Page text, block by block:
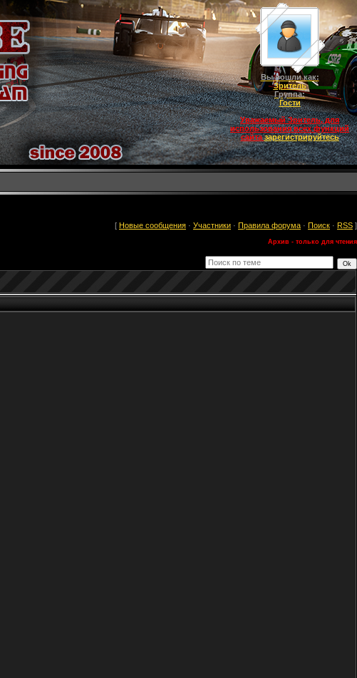
Вы вошли как:
Зритель
Группа:
Гости
Уважаемый Зритель, для
использования всех функций
сайтазарегистрируйтесь
[ Новые сообщения · Участники · Правила форума · Поиск · RSS ]
Архив - только для чтения